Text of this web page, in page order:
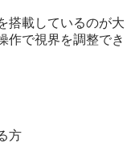
搭載しているのが大
作で視界を調整でき
方